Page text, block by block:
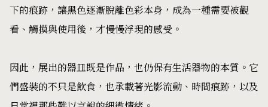
下的痕跡，讓黑色逐漸脫離色彩本身，成為一種需要被觀
看、觸摸與使用後，才慢慢浮現的感受。
因此，展出的器皿既是作品，也仍保有生活器物的本質。它
們盛裝的不只是飲食，也承載著光影流動、時間痕跡，以及